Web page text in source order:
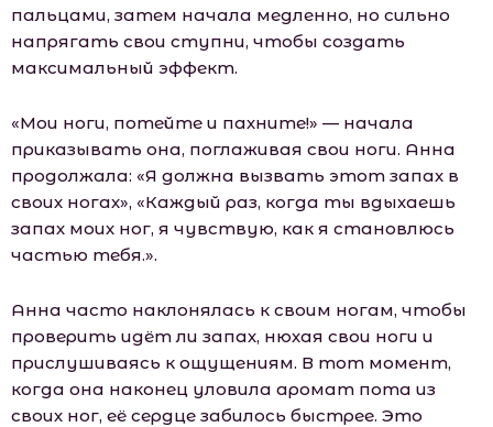
пальцами, затем начала медленно, но сильно
напрягать свои ступни, чтобы создать
максимальный эффект.
«Мои ноги, потейте и пахните!» — начала
приказывать она, поглаживая свои ноги. Анна
продолжала: «Я должна вызвать этот запах в
своих ногах», «Каждый раз, когда ты вдыхаешь
запах моих ног, я чувствую, как я становлюсь
частью тебя.».
Анна часто наклонялась к своим ногам, чтобы
проверить идёт ли запах, нюхая свои ноги и
прислушиваясь к ощущениям. В тот момент,
когда она наконец уловила аромат пота из
своих ног, её сердце забилось быстрее. Это